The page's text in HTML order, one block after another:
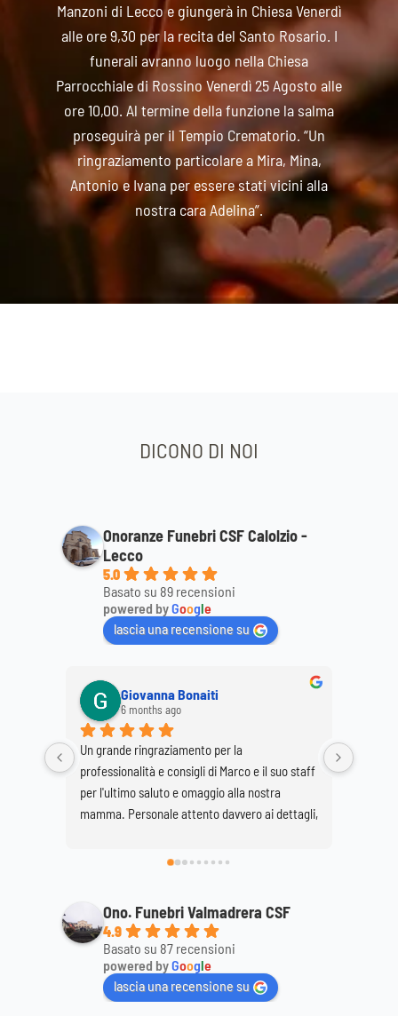
Manzoni di Lecco e giungerà in Chiesa Venerdì
alle ore 9,30 per la recita del Santo Rosario. I
funerali avranno luogo nella Chiesa
Parrocchiale di Rossino Venerdì 25 Agosto alle
ore 10,00. Al termine della funzione la salma
proseguirà per il Tempio Crematorio. “Un
ringraziamento particolare a Mira, Mina,
Antonio e Ivana per essere stati vicini alla
nostra cara Adelina”.
DICONO DI NOI
Onoranze Funebri CSF Calolzio -
Lecco
5.0
Basato su 89 recensioni
powered byGoogle
lascia una recensione su
Giovanna Bonaiti
6 months ago
Un grande ringraziamento per la
professionalità e consigli di Marco e il suo staff
per l'ultimo saluto e omaggio alla nostra
mamma. Personale attento davvero ai dettagli,
Daniela e Giovanna Bonaiti.
Ono. Funebri Valmadrera CSF
4.9
Basato su 87 recensioni
powered byGoogle
lascia una recensione su